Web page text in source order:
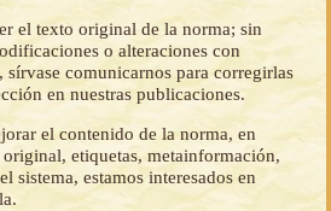
el texto original de la norma; sin
o alteraciones con
comunicarnos para corregirlas
en nuestras publicaciones.
el contenido de la norma, en
etiquetas, metainformación,
sistema, estamos interesados en